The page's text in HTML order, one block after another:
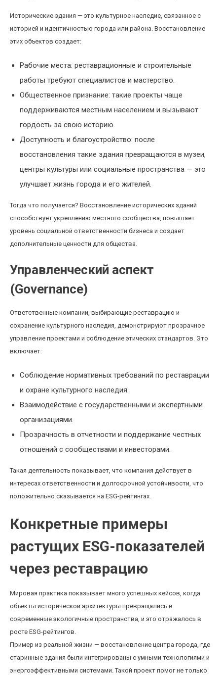
Исторические здания — это культурное наследие, связанное с
историей и идентичностью города или района. Восстановление
этих объектов создает:
Рабочие места: реставрационные и строительные
работы требуют специалистов и мастерство.
Общественное признание: такие проекты чаще
поддерживаются местным населением и вызывают
гордость за свою историю.
Доступность и благоустройство: после
восстановления такие здания превращаются в музеи,
центры культуры или социальные пространства — это
улучшает жизнь города и его жителей.
Тогда что получается? Восстановление исторических зданий
способствует укреплению местного сообщества, повышает
уровень социальной ответственности бизнеса и создает
дополнительные ценности для общества.
Управленческий аспект
(Governance)
Ответственные компании, выбирающие реставрацию и
сохранение культурного наследия, демонстрируют прозрачное
управление проектами и соблюдение этических стандартов. Это
включает:
Соблюдение нормативных требований по реставрации
и охране культурного наследия.
Взаимодействие с государственными и экспертными
организациями.
Прозрачность в отчетности и поддержание честных
отношений с сообществами и инвесторами.
Такая деятельность показывает, что компания действует в
интересах ответственности и долгосрочной устойчивости, что
положительно сказывается на ESG-рейтингах.
Конкретные примеры
растущих ESG-показателей
через реставрацию
Мировая практика показывает много успешных кейсов, когда
объекты исторической архитектуры превращались в
современные экологичные пространства, и это отражалось в
росте ESG-рейтингов.
Пример из реальной жизни — восстановление центра города, где
старинные здания были интегрированы с умными технологиями и
энергоэффективными системами. Такой проект помог не только